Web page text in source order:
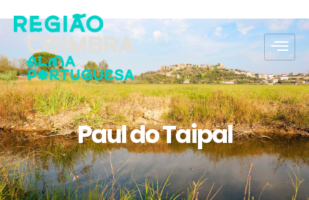
Paul do Taipal